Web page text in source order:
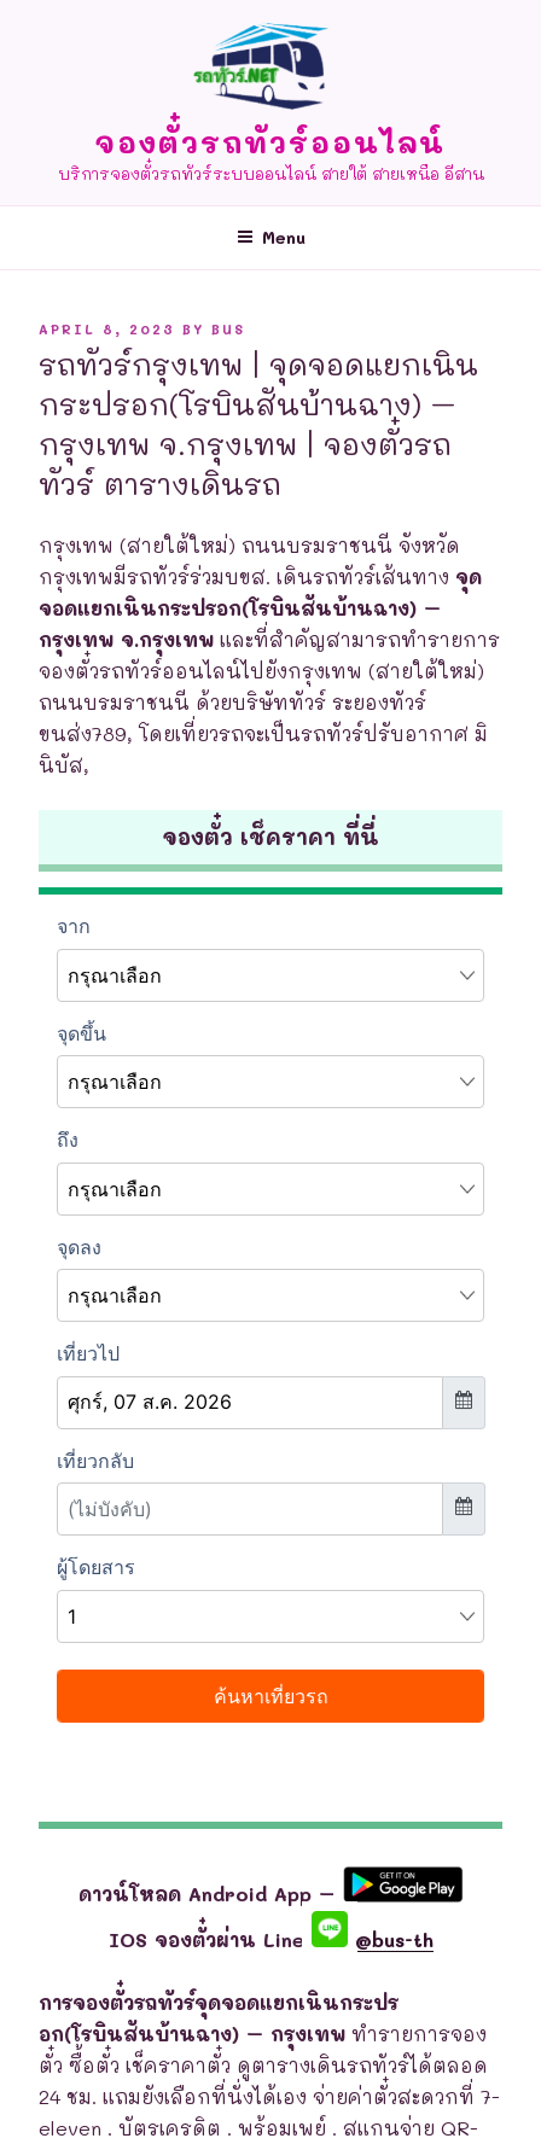
จองตั๋วรถทัวร์ออนไลน์
บริการจองตั๋วรถทัวร์ระบบออนไลน์ สายใต้ สายเหนือ อีสาน
Menu
POSTED
APRIL 8, 2023 BY BUS
รถทัวร์กรุงเทพ | จุดจอดแยกเนิน
กระปรอก(โรบินสันบ้านฉาง) –
กรุงเทพ จ.กรุงเทพ | จองตั๋วรถ
ทัวร์ ตารางเดินรถ
กรุงเทพ (สายใต้ใหม่) ถนนบรมราชนนี จังหวัด
กรุงเทพมีรถทัวร์ร่วมบขส. เดินรถทัวร์เส้นทาง จุด
จอดแยกเนินกระปรอก(โรบินสันบ้านฉาง) –
กรุงเทพ จ.กรุงเทพ และที่สำคัญสามารถทำรายการ
จองตั๋วรถทัวร์ออนไลน์ไปยังกรุงเทพ (สายใต้ใหม่)
ถนนบรมราชนนี ด้วยบริษัททัวร์ ระยองทัวร์
ขนส่ง789, โดยเที่ยวรถจะเป็นรถทัวร์ปรับอากาศ มิ
นิบัส,
จองตั๋ว เช็คราคา ที่นี่
ดาวน์โหลด Android App –
IOS จองตั๋วผ่าน Line
@bus-th
การจองตั๋วรถทัวร์จุดจอดแยกเนินกระปร
อก(โรบินสันบ้านฉาง) – กรุงเทพ ทำรายการจอง
ตั๋ว ซื้อตั๋ว เช็คราคาตั๋ว ดูตารางเดินรถทัวร์ได้ตลอด
24 ชม. แถมยังเลือกที่นั่งได้เอง จ่ายค่าตั๋วสะดวกที่ 7-
eleven . บัตรเครดิต . พร้อมเพย์ . สแกนจ่าย QR-